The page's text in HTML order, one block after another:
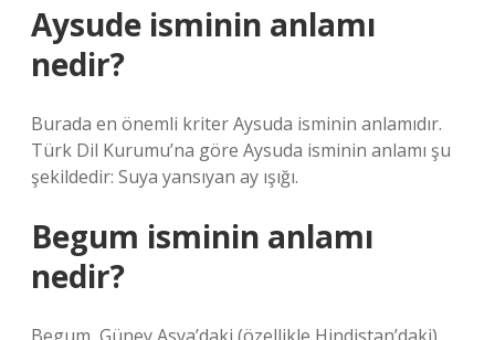
Aysude isminin anlamı
nedir?
Burada en önemli kriter Aysuda isminin anlamıdır.
Türk Dil Kurumu’na göre Aysuda isminin anlamı şu
şekildedir: Suya yansıyan ay ışığı.
Begum isminin anlamı
nedir?